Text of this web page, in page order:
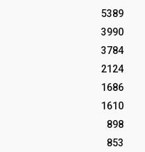
5389
3990
3784
2124
1686
1610
898
853